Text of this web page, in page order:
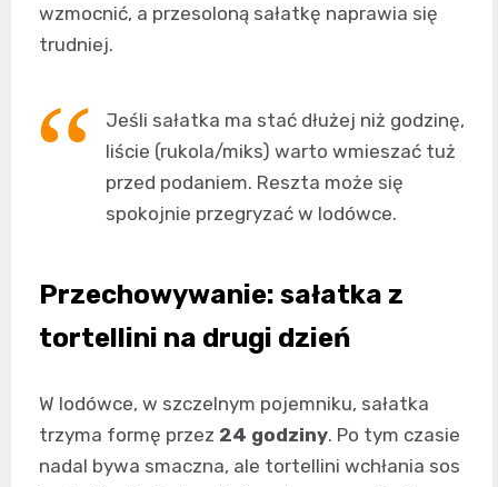
wzmocnić, a przesoloną sałatkę naprawia się
trudniej.
Jeśli sałatka ma stać dłużej niż godzinę,
liście (rukola/miks) warto wmieszać tuż
przed podaniem. Reszta może się
spokojnie przegryzać w lodówce.
Przechowywanie: sałatka z
tortellini na drugi dzień
W lodówce, w szczelnym pojemniku, sałatka
trzyma formę przez 24 godziny. Po tym czasie
nadal bywa smaczna, ale tortellini wchłania sos